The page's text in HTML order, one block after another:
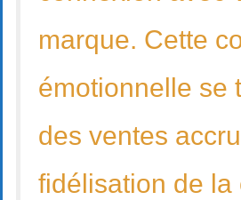
marque. Cette
émotionnelle se
des ventes
fidélisation de la